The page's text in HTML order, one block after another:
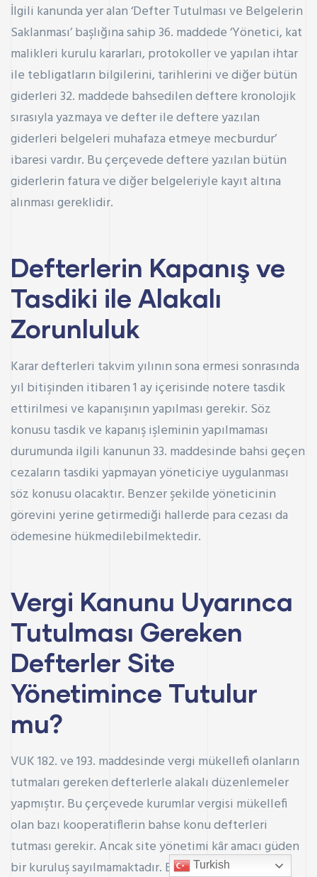
İlgili kanunda yer alan ‘Defter Tutulması ve Belgelerin
Saklanması’ başlığına sahip 36. maddede ‘Yönetici, kat
malikleri kurulu kararları, protokoller ve yapılan ihtar
ile tebligatların bilgilerini, tarihlerini ve diğer bütün
giderleri 32. maddede bahsedilen deftere kronolojik
sırasıyla yazmaya ve defter ile deftere yazılan
giderleri belgeleri muhafaza etmeye mecburdur’
ibaresi vardır. Bu çerçevede deftere yazılan bütün
giderlerin fatura ve diğer belgeleriyle kayıt altına
alınması gereklidir.
Defterlerin Kapanış ve
Tasdiki ile Alakalı
Zorunluluk
Karar defterleri takvim yılının sona ermesi sonrasında
yıl bitişinden itibaren 1 ay içerisinde notere tasdik
ettirilmesi ve kapanışının yapılması gerekir. Söz
konusu tasdik ve kapanış işleminin yapılmaması
durumunda ilgili kanunun 33. maddesinde bahsi geçen
cezaların tasdiki yapmayan yöneticiye uygulanması
söz konusu olacaktır. Benzer şekilde yöneticinin
görevini yerine getirmediği hallerde para cezası da
ödemesine hükmedilebilmektedir.
Vergi Kanunu Uyarınca
Tutulması Gereken
Defterler Site
Yönetimince Tutulur
mu?
VUK 182. ve 193. maddesinde vergi mükellefi olanların
tutmaları gereken defterlerle alakalı düzenlemeler
yapmıştır. Bu çerçevede kurumlar vergisi mükellefi
olan bazı kooperatiflerin bahse konu defterleri
tutması gerekir. Ancak site yönetimi kâr amacı güden
bir kuruluş sayılmamaktadır. Bu nedenle Vergi Usul
Turkish